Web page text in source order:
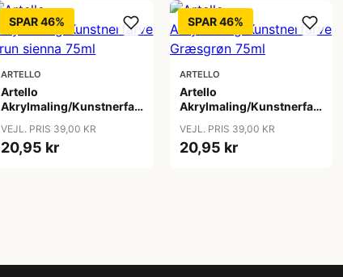
SPAR 46%
ARTELLO
Artello
Akrylmaling/Kunstnerfarve
VEJL. PRIS 39,00 KR
20,95 kr
SPAR 46%
ARTELLO
Artello
Akrylmaling/Kunstnerfarve
VEJL. PRIS 39,00 KR
20,95 kr